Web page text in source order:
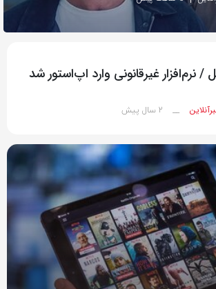
نرم‌افزار غیرقانونی وارد اپ‌استور شد
__ 2 سال پیش